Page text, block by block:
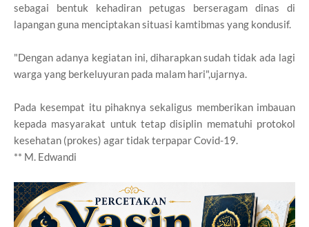
sebagai bentuk kehadiran petugas berseragam dinas di
lapangan guna menciptakan situasi kamtibmas yang kondusif.
"Dengan adanya kegiatan ini, diharapkan sudah tidak ada lagi
warga yang berkeluyuran pada malam hari",ujarnya.
Pada kesempat itu pihaknya sekaligus memberikan imbauan
kepada masyarakat untuk tetap disiplin mematuhi protokol
kesehatan (prokes) agar tidak terpapar Covid-19.
** M. Edwandi